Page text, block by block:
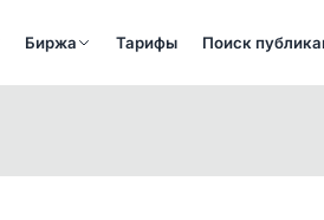
Биржа Тарифы Поиск